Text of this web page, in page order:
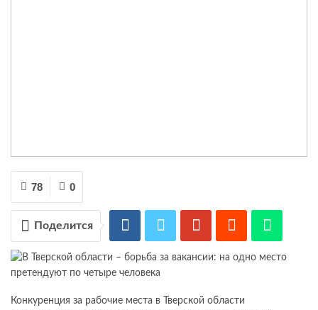
0
78
Поделится
Конкуренция за рабочие места в Тверской области